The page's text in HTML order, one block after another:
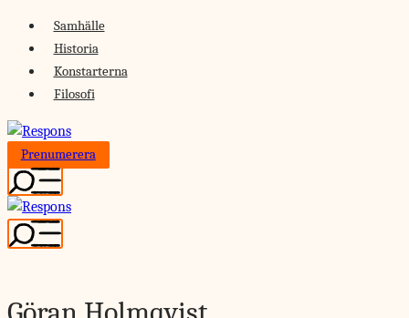
Skip
content
Samhälle
Historia
Konstarterna
Filosofi
Prenumerera